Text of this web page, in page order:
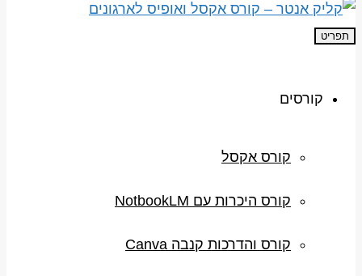
תפריט
קורסים
קורס אקסל
קורס היכרות עם NotbookLM
קורס והדרכות קנבה Canva